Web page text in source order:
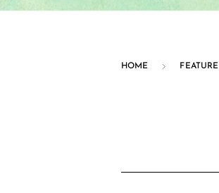
HOME FEATURE